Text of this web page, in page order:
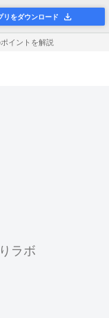
リをダウンロード
イントを解説
ラボ